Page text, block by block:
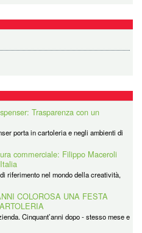
Trasparenza con un
porta in cartoleria e negli ambienti di
commerciale: Filippo Maceroli
riferimento nel mondo della creatività,
COLOROSA UNA FESTA
Cinquant’anni dopo - stesso mese e